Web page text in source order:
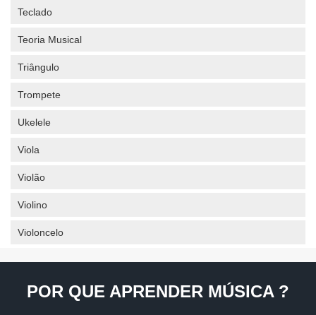
Teclado
Teoria Musical
Triângulo
Trompete
Ukelele
Viola
Violão
Violino
Violoncelo
POR QUE APRENDER MÚSICA ?